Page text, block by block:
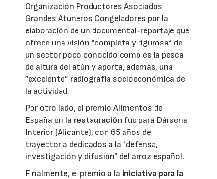
Organización Productores Asociados
Grandes Atuneros Congeladores por la
elaboración de un documental-reportaje que
ofrece una visión ”completa y rigurosa“ de
un sector poco conocido como es la pesca
de altura del atún y aporta, además, una
”excelente” radiografía socioeconómica de
la actividad.
Por otro lado, el premio Alimentos de
España en la restauración fue para Dársena
Interior (Alicante), con 65 años de
trayectoria dedicados a la "defensa,
investigación y difusión" del arroz español.
Finalmente, el premio a la iniciativa para la